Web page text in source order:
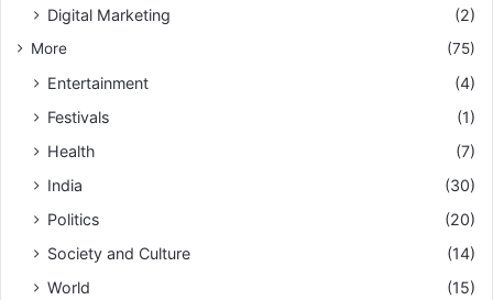
Digital Marketing (2)
More (75)
Entertainment
(4)
Festivals
(1)
Health
(7)
India
(30)
Politics
(20)
Society and Culture
(14)
World
(15)